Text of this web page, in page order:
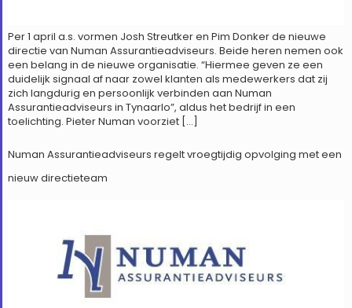
Per 1 april a.s. vormen Josh Streutker en Pim Donker de nieuwe
directie van Numan Assurantieadviseurs. Beide heren nemen ook
een belang in de nieuwe organisatie. “Hiermee geven ze een
duidelijk signaal af naar zowel klanten als medewerkers dat zij
zich langdurig en persoonlijk verbinden aan Numan
Assurantieadviseurs in Tynaarlo”, aldus het bedrijf in een
toelichting. Pieter Numan voorziet […]
Numan Assurantieadviseurs regelt vroegtijdig opvolging met een
nieuw directieteam